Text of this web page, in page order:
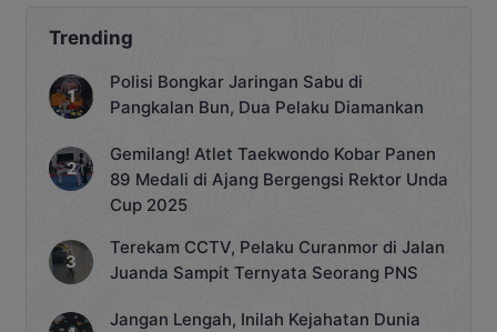
Trending
Polisi Bongkar Jaringan Sabu di
Pangkalan Bun, Dua Pelaku Diamankan
Gemilang! Atlet Taekwondo Kobar Panen
89 Medali di Ajang Bergengsi Rektor Unda
Cup 2025
Terekam CCTV, Pelaku Curanmor di Jalan
Juanda Sampit Ternyata Seorang PNS
Jangan Lengah, Inilah Kejahatan Dunia